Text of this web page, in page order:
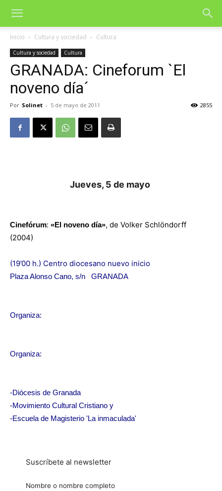
Inicio Cultura y sociedad Cultura
Cultura y sociedad Cultura
GRANADA: Cineforum `El
noveno día´
Por Solinet - 5 de mayo de 2011 2855
Jueves, 5 de mayo
Cinefórum: «El noveno día», de Volker Schlöndorff
(2004)
(19’00 h.) Centro diocesano nuevo inicio
Plaza Alonso Cano, s/n GRANADA
Organiza:
Organiza:
-Diócesis de Granada
-Movimiento Cultural Cristiano y
-Escuela de Magisterio 'La inmaculada'
Suscríbete al newsletter
Nombre o nombre completo